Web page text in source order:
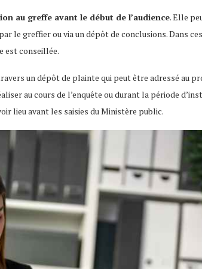
au greffe avant le début de l’audience. Elle
le greffier ou via un dépôt de conclusions. Dans
est conseillée.
un dépôt de plainte qui peut être adressé au
au cours de l’enquête ou durant la période
lieu avant les saisies du Ministère public.